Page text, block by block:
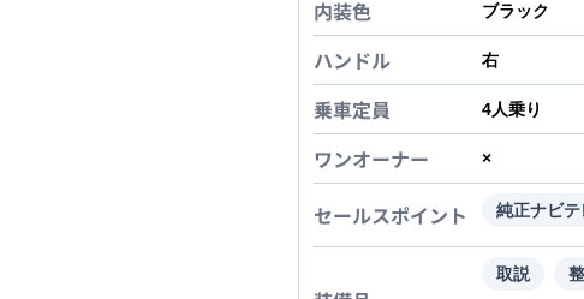
内装色 ブラック
ハンドル 右
乗車定員 4人乗り
ワンオーナー ×
セールスポイント 純正ナビテ
取説